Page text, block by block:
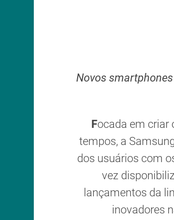
Novos
Focada em criar
tempos, a
dos usuários com
vez
lançamentos da
inovadores